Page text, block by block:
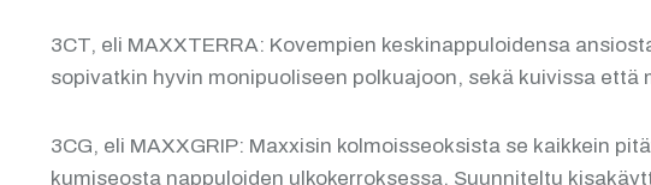
3CT, eli MAXXTERRA: Kovempien keskinappuloidensa
sopivatkin hyvin monipuoliseen polkuajoon, sekä kuivissa että
3CG, eli MAXXGRIP: Maxxisin kolmoisseoksista se kaikkein
kumiseosta nappuloiden ulkokerroksessa. Suunniteltu